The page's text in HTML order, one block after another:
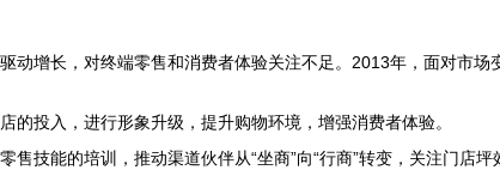
动增长，对终端零售和消费者体验关注不足。2013年，面对市场
的投入，进行形象升级，提升购物环境，增强消费者体验。
技能的培训，推动渠道伙伴从“坐商”向“行商”转变，关注门店坪